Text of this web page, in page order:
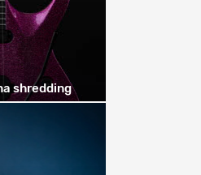
shredding